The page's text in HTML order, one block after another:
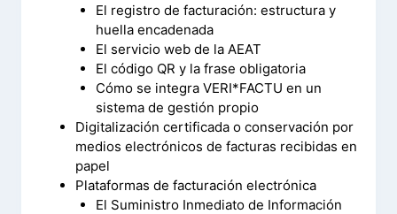
El registro de facturación: estructura y
huella encadenada
El servicio web de la AEAT
El código QR y la frase obligatoria
Cómo se integra VERI*FACTU en un
sistema de gestión propio
Digitalización certificada o conservación por
medios electrónicos de facturas recibidas en
papel
Plataformas de facturación electrónica
El Suministro Inmediato de Información